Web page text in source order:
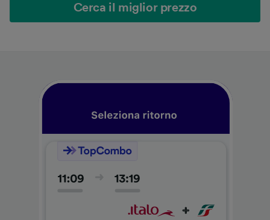
Cerca il miglior prezzo